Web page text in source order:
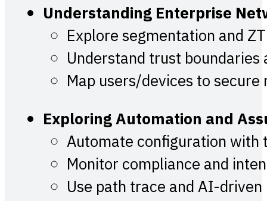
Understanding Enterprise
Explore segmentation and
Understand trust boundaries
Map users/devices to
Exploring Automation and
Automate configuration with
Monitor compliance and
Use path trace and AI-